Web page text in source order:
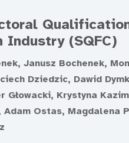
Industry (SQFC)
Janusz Bochenek,
Dziedzic, Dawid
Głowacki, Krystyna
Adam Ostas, Magdalena